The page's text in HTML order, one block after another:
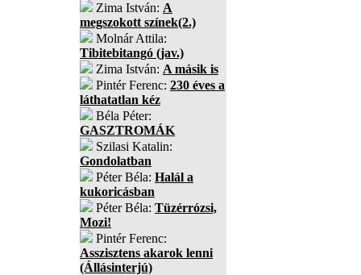
Zima István: A
megszokott színek(2.)
Molnár Attila:
Tibitebitangó (jav.)
Zima István: A másik is
Pintér Ferenc: 230 éves a
láthatatlan kéz
Béla Péter:
GASZTROMÁK
Szilasi Katalin:
Gondolatban
Péter Béla: Halál a
kukoricásban
Péter Béla: Tüzérrózsi,
Mozi!
Pintér Ferenc:
Asszisztens akarok lenni
(Állásinterjú)